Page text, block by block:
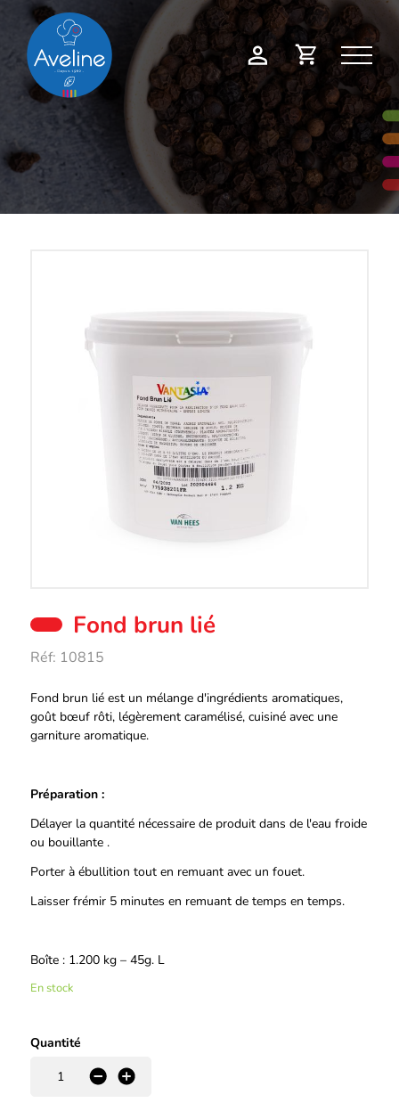
Mon
compte
Demande
de
devis
Fond brun lié
Réf: 10815
Description
Fond brun lié est un mélange d'ingrédients aromatiques,
goût bœuf rôti, légèrement caramélisé, cuisiné avec une
garniture aromatique.
Préparation :
Délayer la quantité nécessaire de produit dans de l'eau froide
ou bouillante .
Porter à ébullition tout en remuant avec un fouet.
Laisser frémir 5 minutes en remuant de temps en temps.
Boîte : 1.200 kg – 45g. L
En stock
Quantité
+
-
Panneau de gestion des cookies